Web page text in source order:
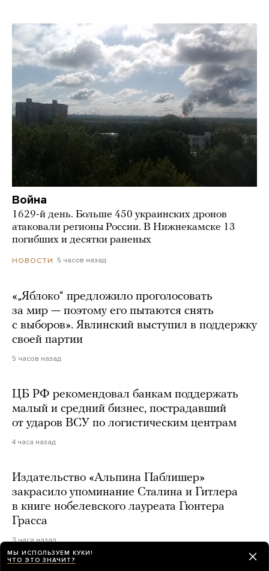
Война
1629-й день. Больше 450 украинских дронов
атаковали регионы России. В Нижнекамске 13
погибших и десятки раненых
НОВОСТИ 5 часов назад
«„Яблоко“ предложило проголосовать
за мир — поэтому его пытаются снять
с выборов». Явлинский выступил в поддержку
своей партии
5 часов назад
ЦБ РФ рекомендовал банкам поддержать
малый и средний бизнес, пострадавший
от ударов ВСУ по логистическим центрам
4 часа назад
Издательство «Альпина Паблишер»
закрасило упоминание Сталина и Гитлера
в книге нобелевского лауреата Гюнтера
Грасса
3 часа назад
МЫ ИСПОЛЬЗУЕМ КУКИ!
ЧТО ЭТО ЗНАЧИТ?